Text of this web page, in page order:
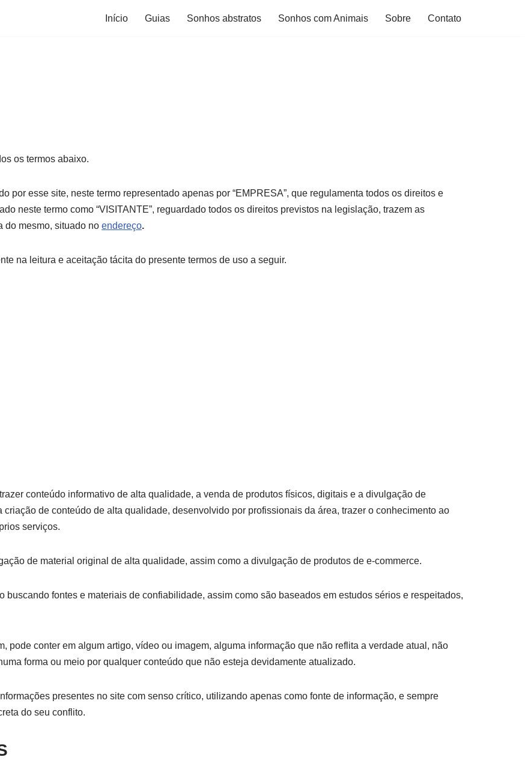
Início Guias Sonhos abstratos Sonhos com Animais Sobre Contato
os termos abaixo.
por esse site, neste termo representado apenas por “EMPRESA”, que regulamenta todos os direitos e
neste termo como “VISITANTE”, reguardado todos os direitos previstos na legislação, trazem as
do mesmo, situado no endereço.
na leitura e aceitação tácita do presente termos de uso a seguir.
conteúdo informativo de alta qualidade, a venda de produtos físicos, digitais e a divulgação de
de conteúdo de alta qualidade, desenvolvido por profissionais da área, trazer o conhecimento ao
serviços.
de material original de alta qualidade, assim como a divulgação de produtos de e-commerce.
buscando fontes e materiais de confiabilidade, assim como são baseados em estudos sérios e respeitados,
pode conter em algum artigo, vídeo ou imagem, alguma informação que não reflita a verdade atual, não
forma ou meio por qualquer conteúdo que não esteja devidamente atualizado.
presentes no site com senso crítico, utilizando apenas como fonte de informação, e sempre
do seu conflito.